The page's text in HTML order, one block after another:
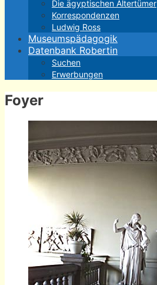
Die ägyptischen Altertümer
Korrespondenzen
Ludwig Ross
Museumspädagogik
Datenbank Robertin
Suchen
Erwerbungen
Foyer